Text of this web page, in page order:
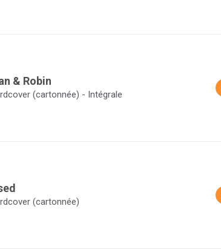
& Robin
(cartonnée) - Intégrale
(cartonnée)